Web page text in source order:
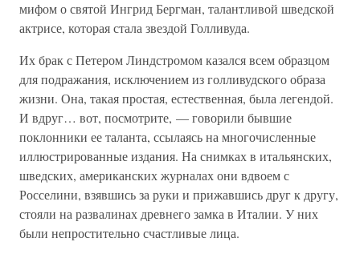
мифом о святой Ингрид Бергман, талантливой шведской
актрисе, которая стала звездой Голливуда.
Их брак с Петером Линдстромом казался всем образцом
для подражания, исключением из голливудского образа
жизни. Она, такая простая, естественная, была легендой.
И вдруг… вот, посмотрите, — говорили бывшие
поклонники ее таланта, ссылаясь на многочисленные
иллюстрированные издания. На снимках в итальянских,
шведских, американских журналах они вдвоем с
Росселини, взявшись за руки и прижавшись друг к другу,
стояли на развалинах древнего замка в Италии. У них
были непростительно счастливые лица.